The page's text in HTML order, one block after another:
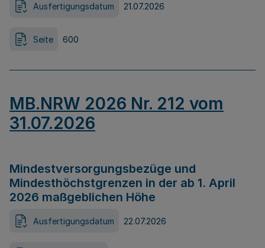
Ausfertigungsdatum 21.07.2026
Seite 600
MB.NRW 2026 Nr. 212 vom
31.07.2026
Mindestversorgungsbezüge und
Mindesthöchstgrenzen in der ab 1. April
2026 maßgeblichen Höhe
Ausfertigungsdatum 22.07.2026